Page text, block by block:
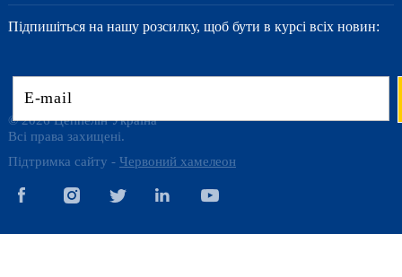
Підпишіться на нашу розсилку, щоб бути в курсі всіх новин:
© 2026 Цеппелін Україна
Всі права захищені.
Підтримка сайту - Червоний хамелеон